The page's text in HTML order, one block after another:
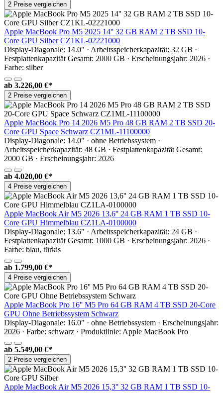
2 Preise vergleichen
Apple MacBook Pro M5 2025 14'' 32 GB RAM 2 TB SSD 10-
Core GPU Silber CZ1KL-02221000
Display-Diagonale: 14.0" · Arbeitsspeicherkapazität: 32 GB ·
Festplattenkapazität Gesamt: 2000 GB · Erscheinungsjahr: 2026 ·
Farbe: silber
ab 3.226,00 €*
2 Preise vergleichen
Apple MacBook Pro 14 2026 M5 Pro 48 GB RAM 2 TB SSD 20-
Core GPU Space Schwarz CZ1ML-11100000
Display-Diagonale: 14.0" · ohne Betriebssystem ·
Arbeitsspeicherkapazität: 48 GB · Festplattenkapazität Gesamt:
2000 GB · Erscheinungsjahr: 2026
ab 4.020,00 €*
4 Preise vergleichen
Apple MacBook Air M5 2026 13,6'' 24 GB RAM 1 TB SSD 10-
Core GPU Himmelblau CZ1LA-0100000
Display-Diagonale: 13.6" · Arbeitsspeicherkapazität: 24 GB ·
Festplattenkapazität Gesamt: 1000 GB · Erscheinungsjahr: 2026 ·
Farbe: blau, türkis
ab 1.799,00 €*
4 Preise vergleichen
Apple MacBook Pro 16'' M5 Pro 64 GB RAM 4 TB SSD 20-Core
GPU Ohne Betriebssystem Schwarz
Display-Diagonale: 16.0" · ohne Betriebssystem · Erscheinungsjahr:
2026 · Farbe: schwarz · Produktlinie: Apple MacBook Pro
ab 5.549,00 €*
2 Preise vergleichen
Apple MacBook Air M5 2026 15,3'' 32 GB RAM 1 TB SSD 10-